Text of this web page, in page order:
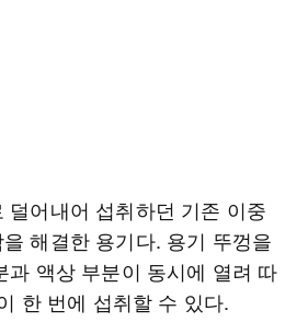
덜어내어 섭취하던 기존 이중
해결한 용기다. 용기 뚜껑을
과 액상 부분이 동시에 열려 따
한 번에 섭취할 수 있다.